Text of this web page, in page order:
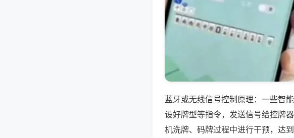
蓝牙或无线信号控制原理：一些智
设好牌型等指令，发送信号给控牌
机洗牌、码牌过程中进行干预，达到